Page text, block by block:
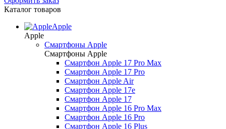
Каталог товаров
Apple
Apple
Смартфоны Apple
Смартфоны Apple
Смартфон Apple 17 Pro Max
Смартфон Apple 17 Pro
Смартфон Apple Air
Смартфон Apple 17e
Смартфон Apple 17
Смартфон Apple 16 Pro Max
Смартфон Apple 16 Pro
Смартфон Apple 16 Plus